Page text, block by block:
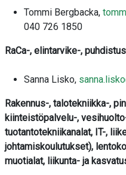
Tommi Bergbacka,
040 726 1850
RaCa-, elintarvike-,
Sanna Lisko,
Rakennus-, talotekniikka-,
kiinteistöpalvelu-,
tuotantotekniikanalat, IT-,
johtamiskoulutukset),
muotialat, liikunta- ja